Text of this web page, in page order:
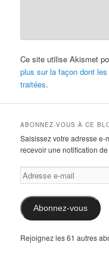
Ce site utilise Akismet
plus sur la façon dont
traitées.
ABONNEZ-VOUS À CE
Saisissez votre adresse
recevoir une notification
Adresse
e-
mail
Abonnez-vous
Rejoignez les 61 autres